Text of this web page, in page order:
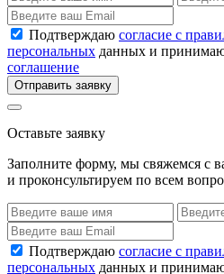
Подтверждаю согласие с
персональных данных и
соглашение
Отправить заявку
Оставьте заявку
Заполните форму, мы свяжемся с
и проконсультируем по всем
Подтверждаю согласие с
персональных данных и